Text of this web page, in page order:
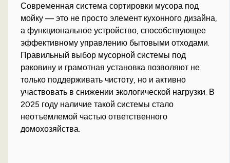
Современная система сортировки мусора под
мойку — это не просто элемент кухонного дизайна,
а функциональное устройство, способствующее
эффективному управлению бытовыми отходами.
Правильный выбор мусорной системы под
раковину и грамотная установка позволяют не
только поддерживать чистоту, но и активно
участвовать в снижении экологической нагрузки. В
2025 году наличие такой системы стало
неотъемлемой частью ответственного
домохозяйства.